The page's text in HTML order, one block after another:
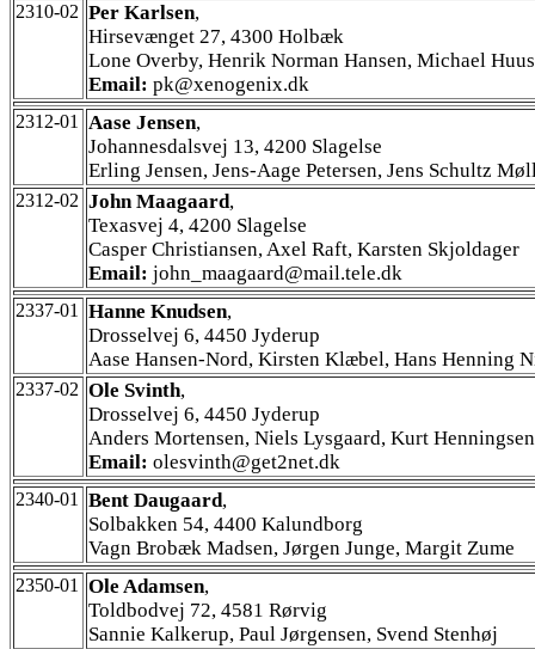
2310-02 Per Karlsen,
Hirsevænget 27, 4300 Holbæk
Lone Overby, Henrik Norman Hansen, Michael Huus
Email: pk@xenogenix.dk
2312-01 Aase Jensen,
Johannesdalsvej 13, 4200 Slagelse
Erling Jensen, Jens-Aage Petersen, Jens Schultz
2312-02 John Maagaard,
Texasvej 4, 4200 Slagelse
Casper Christiansen, Axel Raft, Karsten Skjoldager
Email: john_maagaard@mail.tele.dk
2337-01 Hanne Knudsen,
Drosselvej 6, 4450 Jyderup
Aase Hansen-Nord, Kirsten Klæbel, Hans Henning
2337-02 Ole Svinth,
Drosselvej 6, 4450 Jyderup
Anders Mortensen, Niels Lysgaard, Kurt Henningsen
Email: olesvinth@get2net.dk
2340-01 Bent Daugaard,
Solbakken 54, 4400 Kalundborg
Vagn Brobæk Madsen, Jørgen Junge, Margit Zume
2350-01 Ole Adamsen,
Toldbodvej 72, 4581 Rørvig
Sannie Kalkerup, Paul Jørgensen, Svend Stenhøj